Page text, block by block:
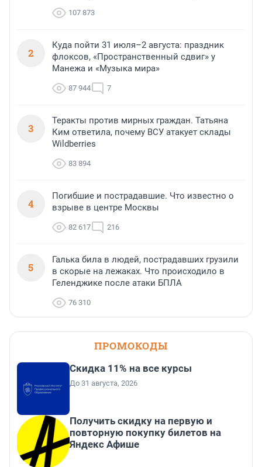
107 873
2
Куда пойти 31 июля–2 августа: праздник
флоксов, «Пространственный сдвиг» у
Манежа и «Музыка мира»
87 944 7
3
Теракты против мирных граждан. Татьяна
Ким ответила, почему ВСУ атакует склады
Wildberries
83 894
4
Погибшие и пострадавшие. Что известно о
взрыве в центре Москвы
82 617 216
5
Галька била в людей, пострадавших грузили
в скорые на лежаках. Что происходило в
Геленджике после атаки БПЛА
76 310
ПРОМОКОДЫ
Скидка 11% на все курсы
До 31 августа, 2026
Получить скидку на первую и
повторную покупку билетов на
Яндекс Афише